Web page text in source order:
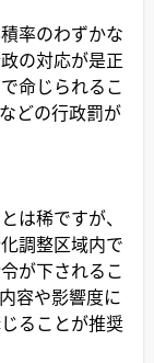
率のわずかな
の対応が是正
命じられるこ
どの行政罰が
は稀ですが、
調整区域内で
が下されるこ
容や影響度に
ることが推奨